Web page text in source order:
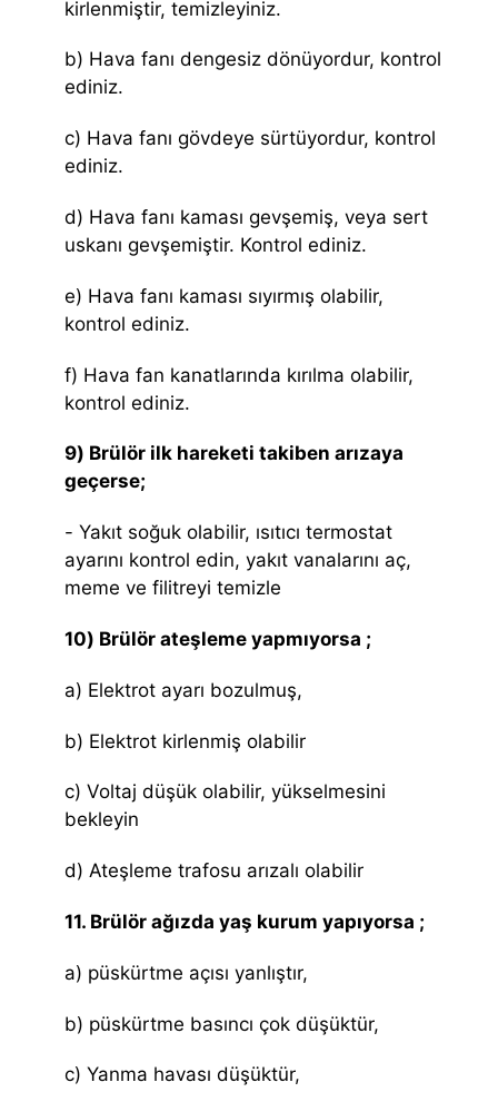
kirlenmiştir, temizleyiniz.
b) Hava fanı dengesiz dönüyordur, kontrol
ediniz.
c) Hava fanı gövdeye sürtüyordur, kontrol
ediniz.
d) Hava fanı kaması gevşemiş, veya sert
uskanı gevşemiştir. Kontrol ediniz.
e) Hava fanı kaması sıyırmış olabilir,
kontrol ediniz.
f) Hava fan kanatlarında kırılma olabilir,
kontrol ediniz.
9) Brülör ilk hareketi takiben arızaya
geçerse;
- Yakıt soğuk olabilir, ısıtıcı termostat
ayarını kontrol edin, yakıt vanalarını aç,
meme ve filitreyi temizle
10) Brülör ateşleme yapmıyorsa ;
a) Elektrot ayarı bozulmuş,
b) Elektrot kirlenmiş olabilir
c) Voltaj düşük olabilir, yükselmesini
bekleyin
d) Ateşleme trafosu arızalı olabilir
11. Brülör ağızda yaş kurum yapıyorsa ;
a) püskürtme açısı yanlıştır,
b) püskürtme basıncı çok düşüktür,
c) Yanma havası düşüktür,